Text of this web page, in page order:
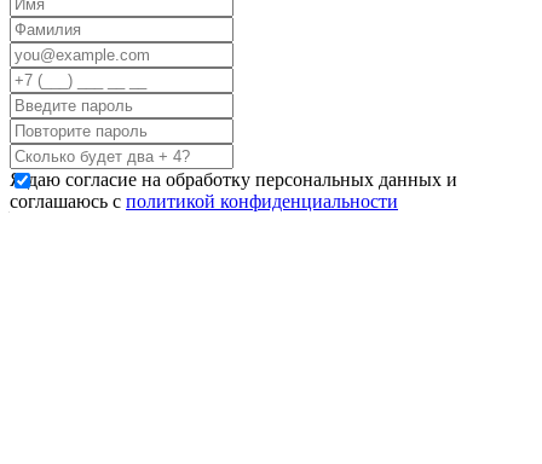
Я даю согласие на обработку персональных данных и
соглашаюсь с политикой конфиденциальности